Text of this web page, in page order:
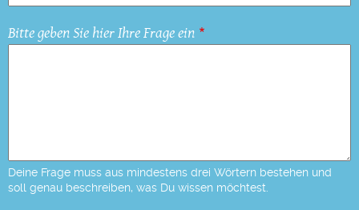
Bitte geben Sie hier Ihre Frage ein
Deine Frage muss aus mindestens drei Wörtern bestehen und
soll genau beschreiben, was Du wissen möchtest.